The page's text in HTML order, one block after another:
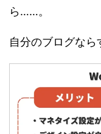
ら……。
自分のブログなら